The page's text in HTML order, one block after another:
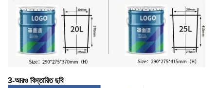
3-আরও বিস্তারিত ছবি